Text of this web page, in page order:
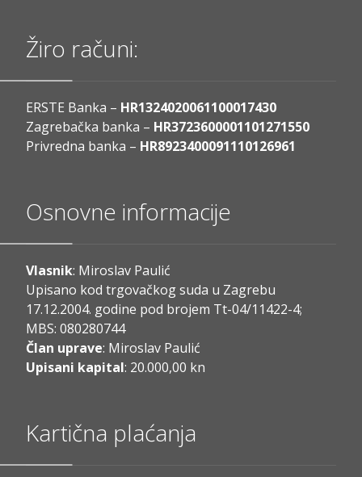
Žiro računi:
ERSTE Banka – HR1324020061100017430
Zagrebačka banka – HR3723600001101271550
Privredna banka – HR8923400091110126961
Osnovne informacije
Vlasnik: Miroslav Paulić
Upisano kod trgovačkog suda u Zagrebu
17.12.2004. godine pod brojem Tt-04/11422-4;
MBS: 080280744
Član uprave: Miroslav Paulić
Upisani kapital: 20.000,00 kn
Kartična plaćanja